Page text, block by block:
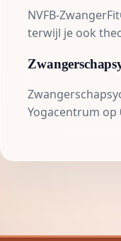
NVFB-
terwijl je ook
Yogacentrum op